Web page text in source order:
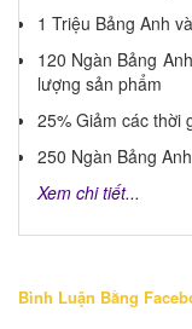
1 Triệu Bảng Anh
120 Ngàn Bảng
lượng sản phẩm
25% Giảm các thời
250 Ngàn Bảng
Xem chi tiết...
Bình Luận Bằng